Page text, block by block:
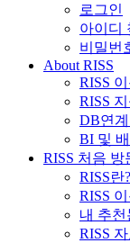
로그인
아이디
비밀번
About RISS
RISS
RISS
DB연
BI 및
RISS 처음 방
RISS란?
RISS
내 추천
RISS